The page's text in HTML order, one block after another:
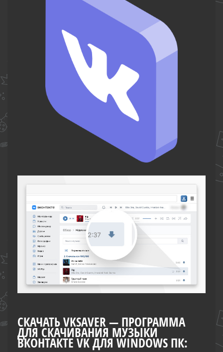
СКАЧАТЬ VKSAVER — ПРОГРАММА
ДЛЯ СКАЧИВАНИЯ МУЗЫКИ
ВКОНТАКТЕ VK ДЛЯ WINDOWS ПК: